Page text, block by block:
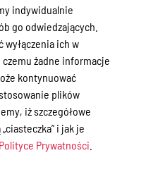
indywidualnie
go odwiedzających.
wyłączenia ich w
żadne informacje
kontynuować
plików
iż szczegółowe
i jak je
Polityce Prywatności